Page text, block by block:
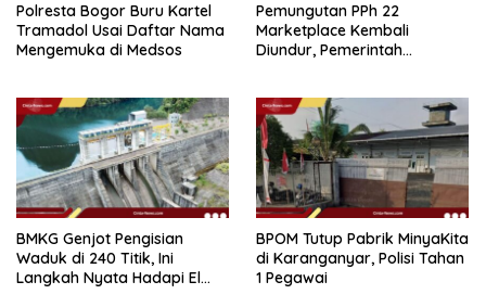
Polresta Bogor Buru Kartel
Tramadol Usai Daftar Nama
Mengemuka di Medsos
Pemungutan PPh 22
Marketplace Kembali
Diundur, Pemerintah
BMKG Genjot Pengisian
Waduk di 240 Titik, Ini
Langkah Nyata Hadapi El
BPOM Tutup Pabrik MinyaKita
di Karanganyar, Polisi Tahan
1 Pegawai